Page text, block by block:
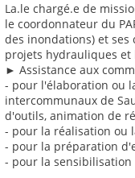
La.le chargé.e de
le coordonnateur du
des inondations) et ses
projets hydrauliques et
► Assistance aux
- pour l'élaboration ou
intercommunaux de
d'outils, animation de
- pour la réalisation ou
- pour la préparation
- pour la sensibilisation